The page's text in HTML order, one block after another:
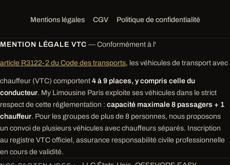
Mentions légales CGV Politique de confidentialité
MENTION LÉGALE VTC — Conformément à l'
article R3122-2 du Code des transports, les véhicules de transport avec
chauffeur (VTC) comportent 4 à 9 places, y compris celle du
conducteur. My Limousine Paris exploite ses véhicules dans le strict
respect de cette réglementation : capacité maximale 8 passagers + 1
chauffeur. Pour les groupes de plus de 8 personnes, nous proposons
un convoi de plusieurs véhicules avec chauffeurs séparés. Inscription
au registre VTC officiel, assurance responsabilité civile professionnelle
en cours de validité.